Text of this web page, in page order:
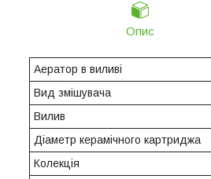
Опис
Аератор в виливі
Вид змішувача
Вилив
Діаметр керамічного картриджа
Колекція